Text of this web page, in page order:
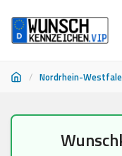
/ Nordrhein-